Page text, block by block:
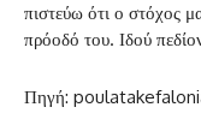
πιστεύω ότι ο στόχος
πρόοδό του. Ιδού
Πηγή: